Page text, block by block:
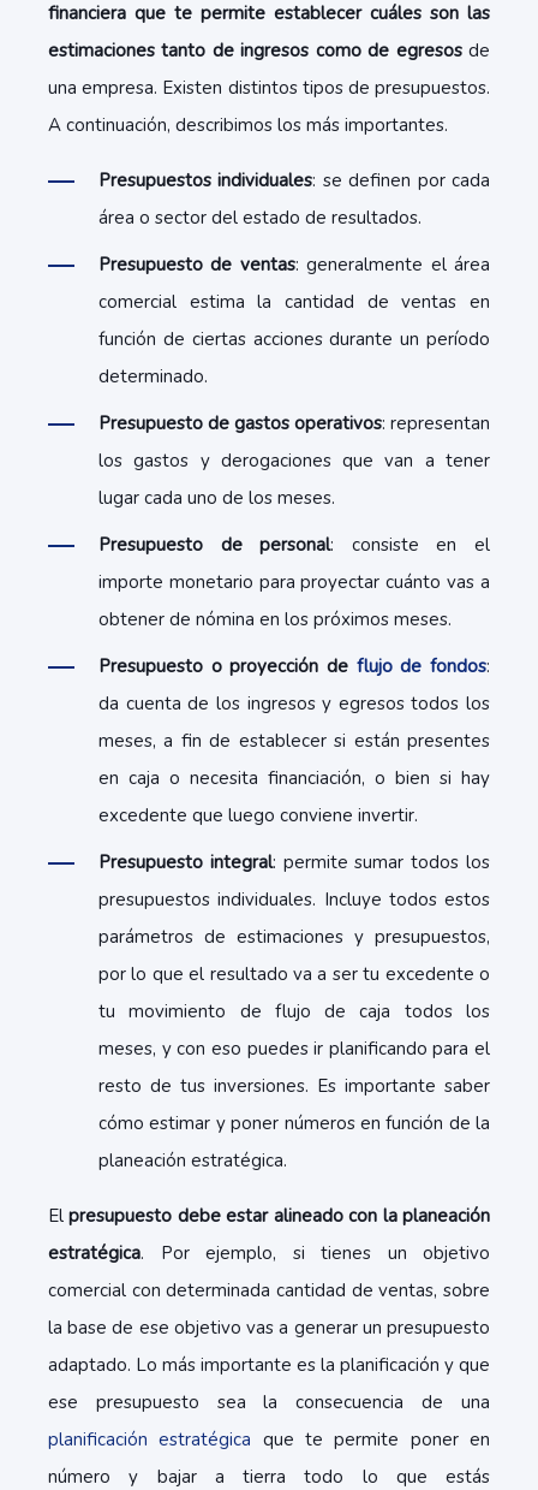
financiera que te permite establecer cuáles son las
estimaciones tanto de ingresos como de egresos de
una empresa. Existen distintos tipos de presupuestos.
A continuación, describimos los más importantes.
Presupuestos individuales: se definen por cada
área o sector del estado de resultados.
Presupuesto de ventas: generalmente el área
comercial estima la cantidad de ventas en
función de ciertas acciones durante un período
determinado.
Presupuesto de gastos operativos: representan
los gastos y derogaciones que van a tener
lugar cada uno de los meses.
Presupuesto de personal: consiste en el
importe monetario para proyectar cuánto vas a
obtener de nómina en los próximos meses.
Presupuesto o proyección de flujo de fondos:
da cuenta de los ingresos y egresos todos los
meses, a fin de establecer si están presentes
en caja o necesita financiación, o bien si hay
excedente que luego conviene invertir.
Presupuesto integral: permite sumar todos los
presupuestos individuales. Incluye todos estos
parámetros de estimaciones y presupuestos,
por lo que el resultado va a ser tu excedente o
tu movimiento de flujo de caja todos los
meses, y con eso puedes ir planificando para el
resto de tus inversiones. Es importante saber
cómo estimar y poner números en función de la
planeación estratégica.
Elpresupuesto debe estar alineado con la planeación
estratégica. Por ejemplo, si tienes un objetivo
comercial con determinada cantidad de ventas, sobre
la base de ese objetivo vas a generar un presupuesto
adaptado. Lo más importante es la planificación y que
ese presupuesto sea la consecuencia de una
planificación estratégica que te permite poner en
número y bajar a tierra todo lo que estás